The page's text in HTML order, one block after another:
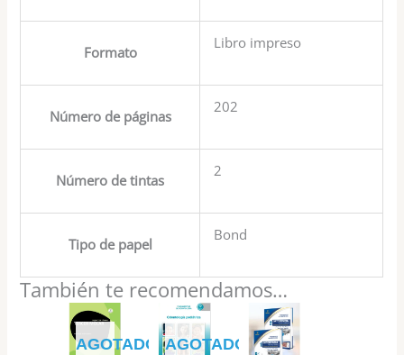
Formato
Libro impreso
Número de páginas
202
Número de tintas
2
Tipo de papel
Bond
También te recomendamos…
AGOTADO AGOTADO